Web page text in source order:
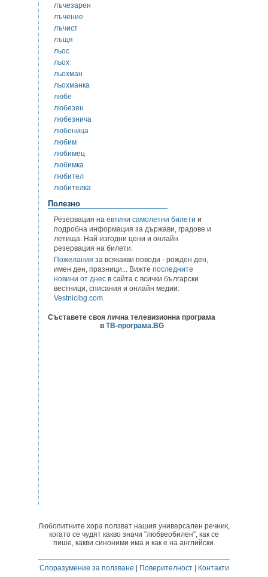
лъчезарен
лъчение
лъчист
лъщя
льос
льох
льохман
льохманка
любе
любезен
любезнича
любеница
любим
любимец
любимка
любител
любителка
Полезно
Резервация на евтини самолетни билети и
подробна информация за държави, градове и
летища. Най-изгодни цени и онлайн
резервация на билети.
Пожелания за всякакви поводи - рожден ден,
имен ден, празници... Вижте последните
новини от днес в сайта с всички български
вестници, списания и онлайн медии:
Vestnicibg.com.
Съставете своя лична телевизионна програма
в ТВ-програма.BG
Любопитните хора ползват нашия универсален речник,
когато се чудят какво значи "любвеобилен", как се
пише, какви синоними има и как е на английски.
Споразумение за ползване Поверителност| Контакти